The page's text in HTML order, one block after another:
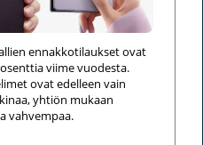
ennakkotilaukset ovat
viime vuodesta.
ovat edelleen vain
yhtiön mukaan
vahvempaa.